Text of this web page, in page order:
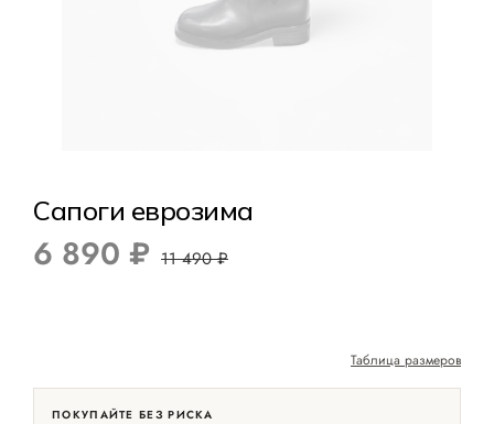
Сапоги еврозима
6 890 ₽ 11 490 ₽
Таблица размеров
ПОКУПАЙТЕ БЕЗ РИСКА